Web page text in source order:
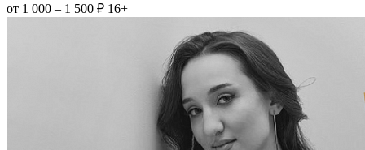
от 1 000 – 1 500 ₽ 16+